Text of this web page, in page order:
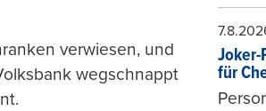
verwiesen, und
wegschnappt
für